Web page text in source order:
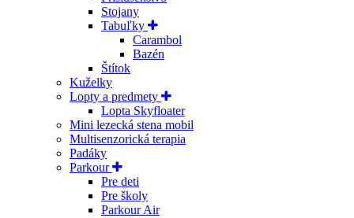
Stojany
Tabuľky
Carambol
Bazén
Štítok
Kuželky
Lopty a predmety
Lopta Skyfloater
Mini lezecká stena mobil
Multisenzorická terapia
Padáky
Parkour
Pre deti
Pre školy
Parkour Air